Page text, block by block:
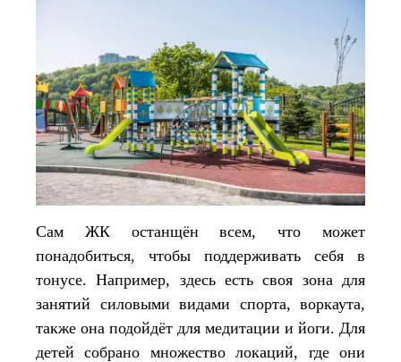
Сам ЖК останщён всем, что может
понадобиться, чтобы поддерживать себя в
тонусе. Например, здесь есть своя зона для
занятий силовыми видами спорта, воркаута,
также она подойдёт для медитации и йоги. Для
детей собрано множество локаций, где они